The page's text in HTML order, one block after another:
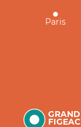
GRAND
FIGEAC
Paris